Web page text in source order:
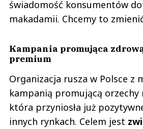
świadomość konsumentów
makadamii. Chcemy to
Kampania promująca
premium
Organizacja rusza w Polsce z
kampanią promującą orzechy
która przyniosła już
innych rynkach. Celem jest